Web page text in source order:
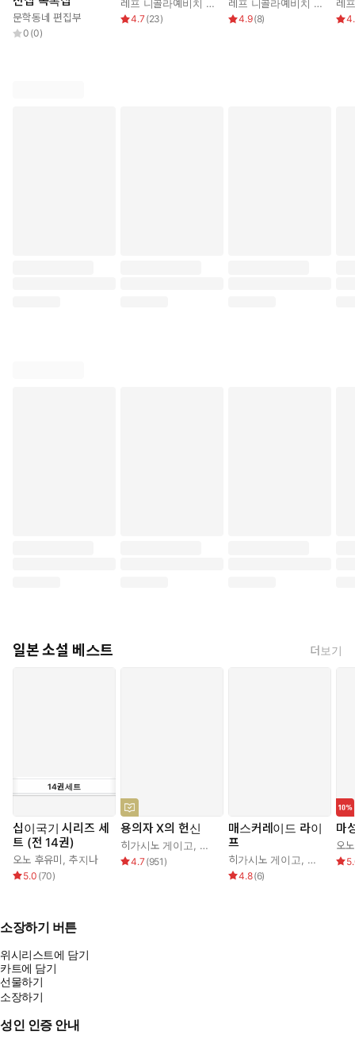
문이리라. 다시 영화에 참여하게 된 사쿠라가 부르는 넋두리는 이
야기 속 혼령들을 위로함과 동시에 화자까지도 전율하게 한다. 이제
자신의 고통을 치유한 ‘애너벨 리’ 사쿠라는 다른 이들까지도 치유
문학동네 편집부
0 (0)
레프 니콜라예비치 톨스토이 , 박형규
4.7 (23)
레프 니콜라예비치 톨스토이
4.9(8)
일본 소설 베스트 더보기
14권세트
십이국기 시리즈 세
트 (전 14권)
오노 후유미 추지나
5.0 (70)
용의자 X의 헌신
히가시노 게이고 양억관
4.7 (951 )
매스커레이드 라이
프
히가시노 게이고 김은모
4.8(6)
마
오
소장하기 버튼
위시리스트에 담기
카트에 담기
선물하기
소장하기
성인 인증 안내